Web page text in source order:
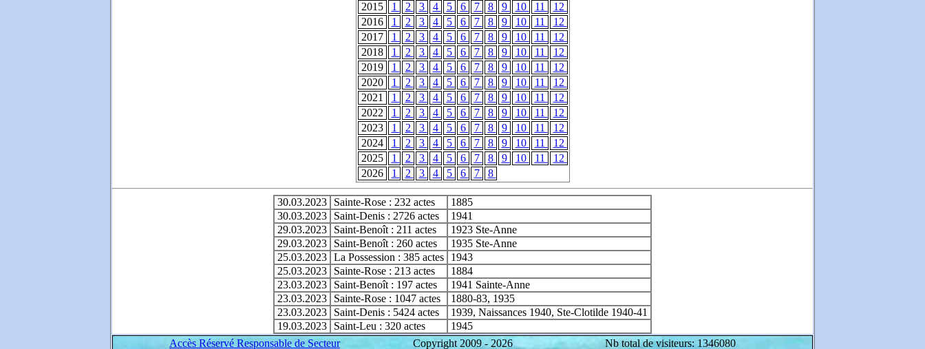
2015
1 2 3 4 5 6 7 8 9 10 11
12
2016
1 2 3 4 5 6 7 8 9 10 11
12
2017
1 2 3 4 5 6 7 8 9 10 11
12
2018
1 2 3 4 5 6 7 8 9 10 11
12
2019
1 2 3 4 5 6 7 8 9 10 11
12
2020
1 2 3 4 5 6 7 8 9 10 11
12
2021
1 2 3 4 5 6 7 8 9 10 11
12
2022
1 2 3 4 5 6 7 8 9 10 11
12
2023
1 2 3 4 5 6 7 8 9 10 11
12
2024
1 2 3 4 5 6 7 8 9 10 11
12
2025
1 2 3 4 5 6 7 8 9 10 11
12
2026
1 2 3 4 5 6 7 8
30.03.2023 Sainte-Rose : 232 actes
1885
30.03.2023
Saint-Denis : 2726 actes
1941
29.03.2023
Saint-Benoît : 211 actes
1923 Ste-Anne
29.03.2023
Saint-Benoît : 260 actes
1935 Ste-Anne
25.03.2023 La Possession : 385 actes
1943
25.03.2023
Sainte-Rose : 213 actes
1884
23.03.2023
Saint-Benoît : 197 actes
1941 Sainte-Anne
23.03.2023
Sainte-Rose : 1047 actes
1880-83, 1935
23.03.2023
Saint-Denis : 5424 actes
1939, Naissances 1940, Ste-Clotilde 1940-41
19.03.2023
Saint-Leu : 320 actes
1945
Accès Réservé Responsable de Secteur
Copyright 2009 - 2026 Nb total de visiteurs: 1346080